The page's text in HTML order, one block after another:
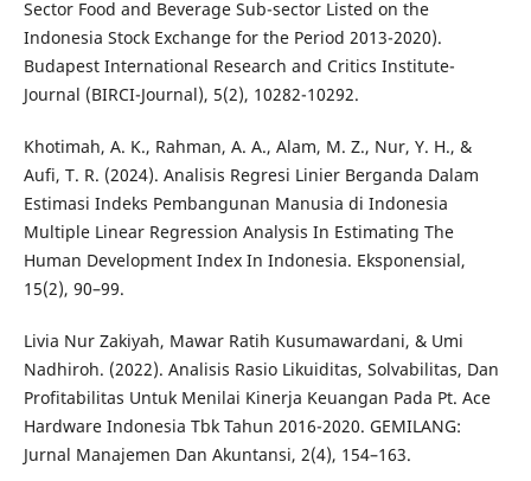
Sector Food and Beverage Sub-sector Listed on the
Indonesia Stock Exchange for the Period 2013-2020).
Budapest International Research and Critics Institute-
Journal (BIRCI-Journal), 5(2), 10282-10292.
Khotimah, A. K., Rahman, A. A., Alam, M. Z., Nur, Y. H., &
Aufi, T. R. (2024). Analisis Regresi Linier Berganda Dalam
Estimasi Indeks Pembangunan Manusia di Indonesia
Multiple Linear Regression Analysis In Estimating The
Human Development Index In Indonesia. Eksponensial,
15(2), 90–99.
Livia Nur Zakiyah, Mawar Ratih Kusumawardani, & Umi
Nadhiroh. (2022). Analisis Rasio Likuiditas, Solvabilitas, Dan
Profitabilitas Untuk Menilai Kinerja Keuangan Pada Pt. Ace
Hardware Indonesia Tbk Tahun 2016-2020. GEMILANG:
Jurnal Manajemen Dan Akuntansi, 2(4), 154–163.